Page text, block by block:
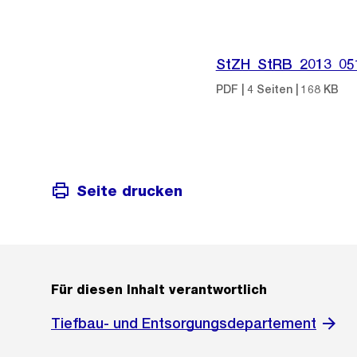
PDF | 4 Seiten | 168 KB
Seite drucken
Für diesen Inhalt verantwortlich
Tiefbau- und Entsorgungsdepartement